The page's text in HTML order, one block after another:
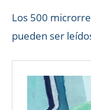
Los 500
pueden ser